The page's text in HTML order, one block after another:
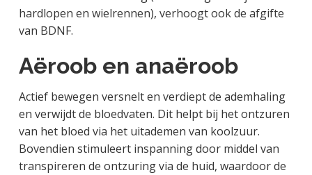
hardlopen en wielrennen), verhoogt ook de afgifte
van BDNF.
Aëroob en anaëroob
Actief bewegen versnelt en verdiept de ademhaling
en verwijdt de bloedvaten. Dit helpt bij het ontzuren
van het bloed via het uitademen van koolzuur.
Bovendien stimuleert inspanning door middel van
transpireren de ontzuring via de huid, waardoor de